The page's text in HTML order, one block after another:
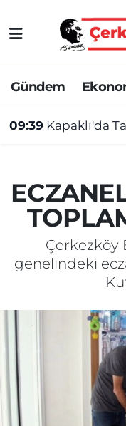
Gündem
09:39 Kapaklı'da
Çerkezköy
genelindeki
Asayiş
Ekonomi
Gündem
Kültür&Sanat
Manşet
SAĞLIK
Spor
Gizlilik
Tekirdağ
Tekirdağ
Tekirdağ
Tekirdağ
Süper Lig
Tüm Manşetler
Son Dakika
Haber Arşivi